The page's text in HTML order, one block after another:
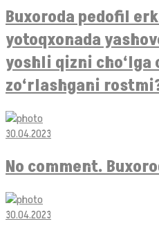
Buxoroda pedofil
yotoqxonada
yoshli qizni
zo‘rlashgani
30.04.2023
No comment.
30.04.2023